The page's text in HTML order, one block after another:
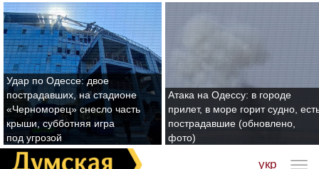
Удар по Одессе: двое
пострадавших, на стадионе
«Черноморец» снесло часть
крыши, субботняя игра
под угрозой
Атака на Одессу: в городе
прилет, в море горит судно,
пострадавшие (обновлено,
фото)
укр